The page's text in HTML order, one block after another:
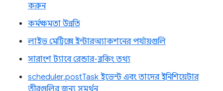
করুন
কর্মক্ষমতা উন্নতি
লাইভ মেট্রিক্সে ইন্টারঅ্যাকশনের পর্যায়গুলি
সারাংশ ট্যাবে রেন্ডার-ব্লকিং তথ্য
scheduler.postTask ইভেন্ট এবং তাদের ইনিশিয়েটার
তীরগুলির জন্য সমর্থন